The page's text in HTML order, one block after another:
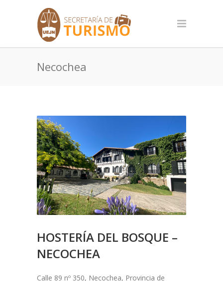
Necochea
HOSTERÍA DEL BOSQUE –
NECOCHEA
Calle 89 nº 350, Necochea, Provincia de